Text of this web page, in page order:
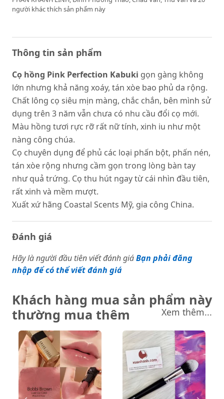
người khác thích sản phẩm này
Thông tin sản phẩm
Cọ hồng Pink Perfection Kabuki gọn gàng không
lớn nhưng khả năng xoáy, tán xòe bao phủ da rộng.
Chất lông cọ siêu mịn màng, chắc chắn, bên mình sử
dụng trên 3 năm vẫn chưa có nhu cầu đổi cọ mới.
Màu hồng tươi rực rỡ rất nữ tính, xinh iu như một
nàng công chúa.
Cọ chuyên dụng để phủ các loại phấn bột, phấn nén,
tán xòe rộng nhưng cầm gọn trong lòng bàn tay
như quả trứng. Cọ thu hút ngay từ cái nhìn đầu tiên,
rất xinh và mềm mượt.
Xuất xứ hãng Coastal Scents Mỹ, gia công China.
Đánh giá
Hãy là người đầu tiên viết đánh giáBạn phải đăng
nhập để có thể viết đánh giá
Khách hàng mua sản phẩm này
thường mua thêm
Xem thêm...